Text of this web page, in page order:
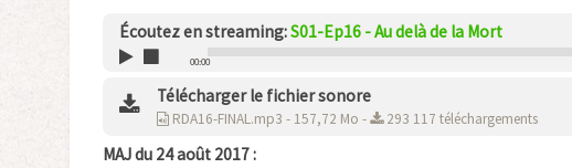
Écoutez en streaming:S01-Ep16 - Au delà de la Mort
00:00
Télécharger le fichier sonore
RDA16-FINAL.mp3 - 157,72 Mo - 293 117 téléchargements
MAJ du 24 août 2017 :